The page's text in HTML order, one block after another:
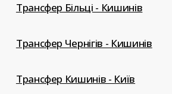
Трансфер Більці - Кишинів
Трансфер Чернігів - Кишинів
Трансфер Кишинів - Київ